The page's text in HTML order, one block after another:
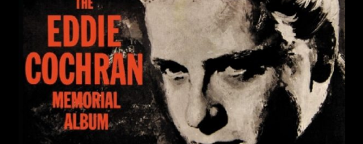
Contacto
Acerca de